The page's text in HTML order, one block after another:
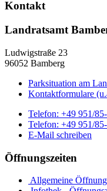
Kontakt
Landratsamt
Ludwigstraße 23
96052 Bamberg
Parksituation am
Kontaktformulare
Telefon: +49 951/
Telefon: +49 951/
E-Mail schreiben
Öffnungszeiten
Allgemeine